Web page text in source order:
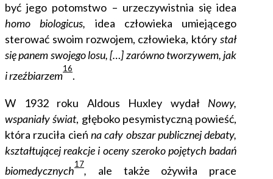
być jego potomstwo – urzeczywistnia się idea
homo biologicus, idea człowieka umiejącego
sterować swoim rozwojem, człowieka, którystał
się panem swojego losu, […] zarówno tworzywem, jak
i rzeźbiarzem
16
.
W 1932 roku Aldous Huxley wydał Nowy,
wspaniały świat, głęboko pesymistyczną powieść,
która rzuciła cień na cały obszar publicznej debaty,
kształtującej reakcje i oceny szeroko pojętych badań
biomedycznych
17
, ale także ożywiła prace